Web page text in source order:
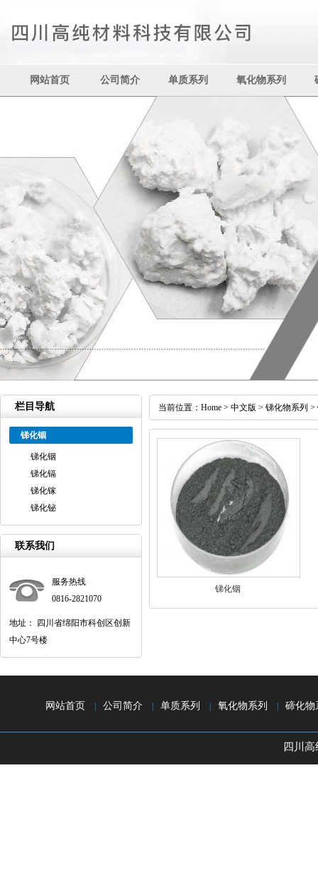
网站首页 公司简介 单质系列 氧化物系列
其它
栏目导航
锑化铟
锑化铟
锑化镉
锑化镓
锑化铋
联系我们
服务热线
0816-2821070
地址： 四川省绵阳市科创区创新
中心7号楼
当前位置： Home > 中文版 > 锑化物系列 >
锑化铟
网站首页 公司简介 单质系列 氧化物系列 碲化物
四川